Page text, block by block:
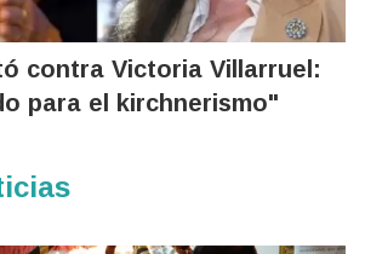
contra Victoria Villarruel:
para el kirchnerismo"